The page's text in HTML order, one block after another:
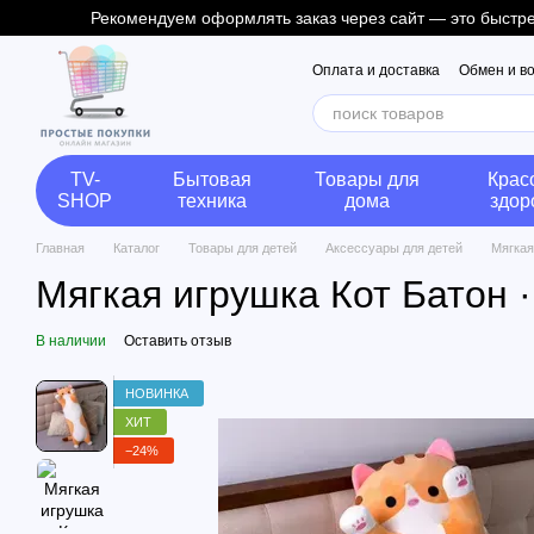
Перейти к основному контенту
Рекомендуем оформлять заказ через сайт — это
Оплата и доставка Обмен и
TV-
SHOP
Бытовая
техника
Товары для
дома
Главная Каталог Товары для детей Аксессуары для детей
Мягкая игрушка Кот Батон
В наличии Оставить отзыв
НОВИНКА
ХИТ
−24%